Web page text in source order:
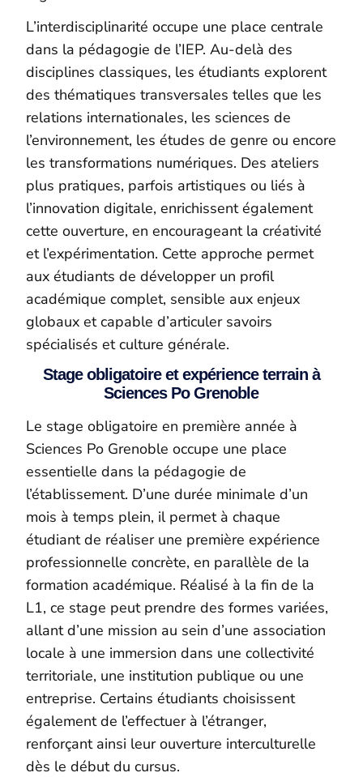
L’interdisciplinarité occupe une place centrale
dans la pédagogie de l’IEP. Au-delà des
disciplines classiques, les étudiants explorent
des thématiques transversales telles que les
relations internationales, les sciences de
l’environnement, les études de genre ou encore
les transformations numériques. Des ateliers
plus pratiques, parfois artistiques ou liés à
l’innovation digitale, enrichissent également
cette ouverture, en encourageant la créativité
et l’expérimentation. Cette approche permet
aux étudiants de développer un profil
académique complet, sensible aux enjeux
globaux et capable d’articuler savoirs
spécialisés et culture générale.
Stage obligatoire et expérience terrain à
Sciences Po Grenoble
Le stage obligatoire en première année à
Sciences Po Grenoble occupe une place
essentielle dans la pédagogie de
l’établissement. D’une durée minimale d’un
mois à temps plein, il permet à chaque
étudiant de réaliser une première expérience
professionnelle concrète, en parallèle de la
formation académique. Réalisé à la fin de la
L1, ce stage peut prendre des formes variées,
allant d’une mission au sein d’une association
locale à une immersion dans une collectivité
territoriale, une institution publique ou une
entreprise. Certains étudiants choisissent
également de l’effectuer à l’étranger,
renforçant ainsi leur ouverture interculturelle
dès le début du cursus.